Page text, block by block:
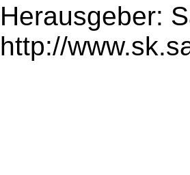
Herausgeber:
http://